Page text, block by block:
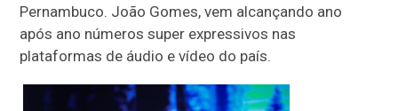
Pernambuco. João Gomes, vem alcançando ano
após ano números super expressivos nas
plataformas de áudio e vídeo do país.